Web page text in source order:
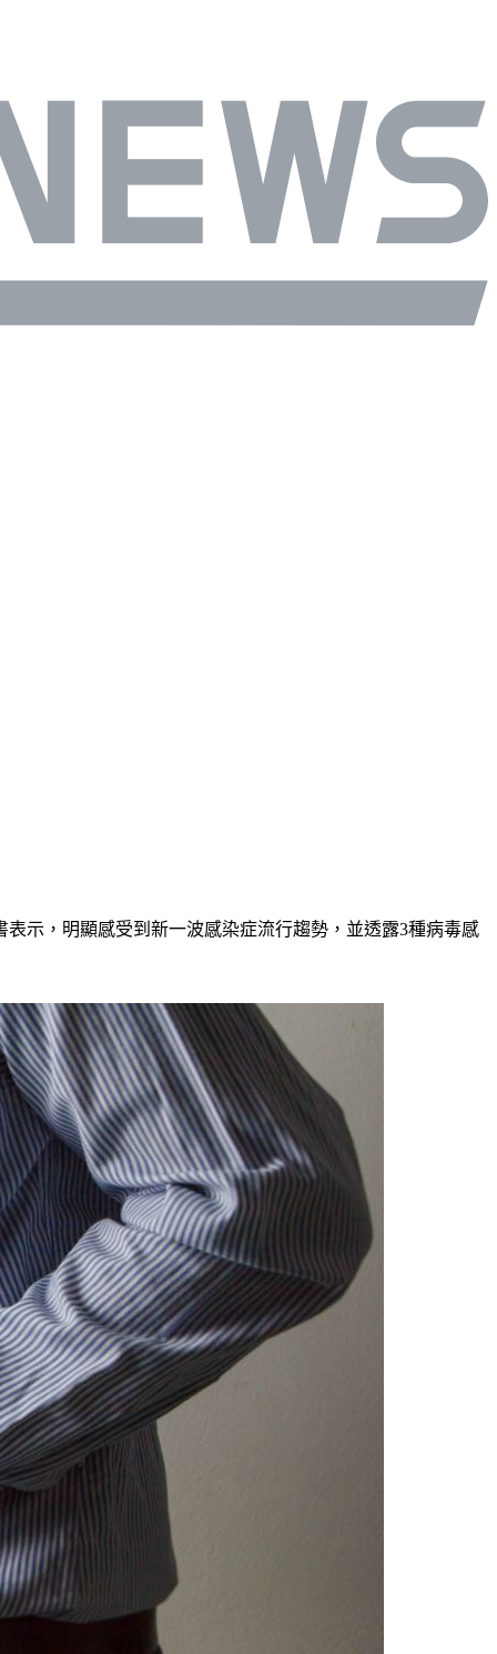
示，明顯感受到新一波感染症流行趨勢，並透露3種病毒感